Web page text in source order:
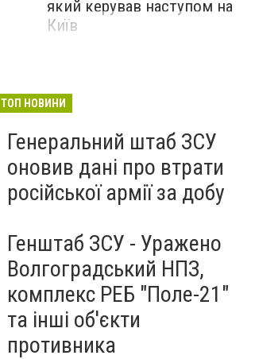
який керував наступом на
Київ
ТОП НОВИНИ
Генеральний штаб ЗСУ
оновив дані про втрати
російської армії за добу
Генштаб ЗСУ - Уражено
Волгоградський НПЗ,
комплекс РЕБ "Поле-21"
та інші об'єкти
противника